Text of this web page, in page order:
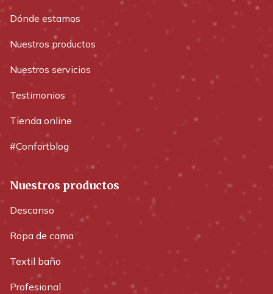
Dónde estamos
Nuestros productos
Nuestros servicios
Testimonios
Tienda online
#Confortblog
Nuestros productos
Descanso
Ropa de cama
Textil baño
Profesional